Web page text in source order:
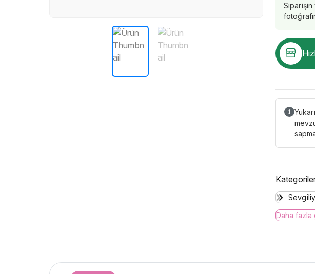
Siparişin
i
Daha fazla